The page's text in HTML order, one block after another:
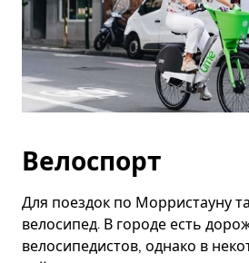
Велоспорт
Для поездок по Морристауну
велосипед. В городе есть
велосипедистов, однако в